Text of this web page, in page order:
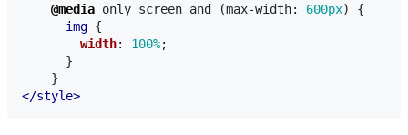
@media only screen and (max-width: 600px)
{
img {
width: 100%;
}
}
</style>